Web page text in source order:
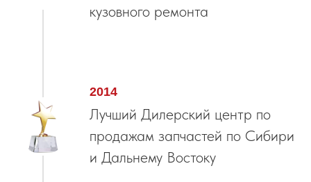
кузовного ремонта
2014
Лучший Дилерский центр по
продажам запчастей по Сибири
и Дальнему Востоку